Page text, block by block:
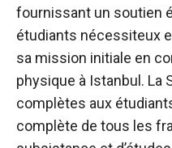
fournissant un soutien
étudiants nécessiteux
sa mission initiale en
physique à Istanbul.
complètes aux
complète de tous les